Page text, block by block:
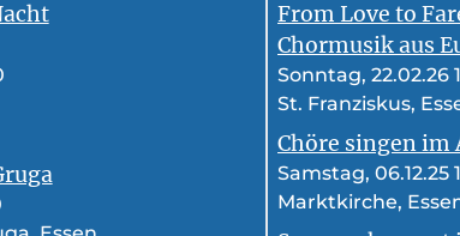
From Love to
Chormusik aus
Sonntag, 22.02.26
St. Franziskus,
Chöre singen im
Samstag, 06.12.25
Marktkirche,